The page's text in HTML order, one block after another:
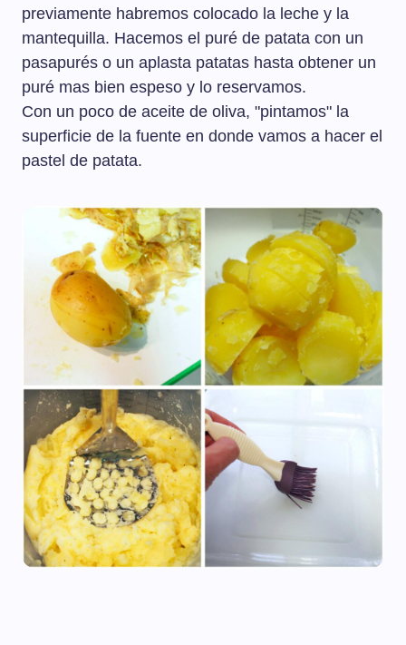
previamente habremos colocado la leche y la
mantequilla. Hacemos el puré de patata con un
pasapurés o un aplasta patatas hasta obtener un
puré mas bien espeso y lo reservamos.
Con un poco de aceite de oliva, "pintamos" la
superficie de la fuente en donde vamos a hacer el
pastel de patata.